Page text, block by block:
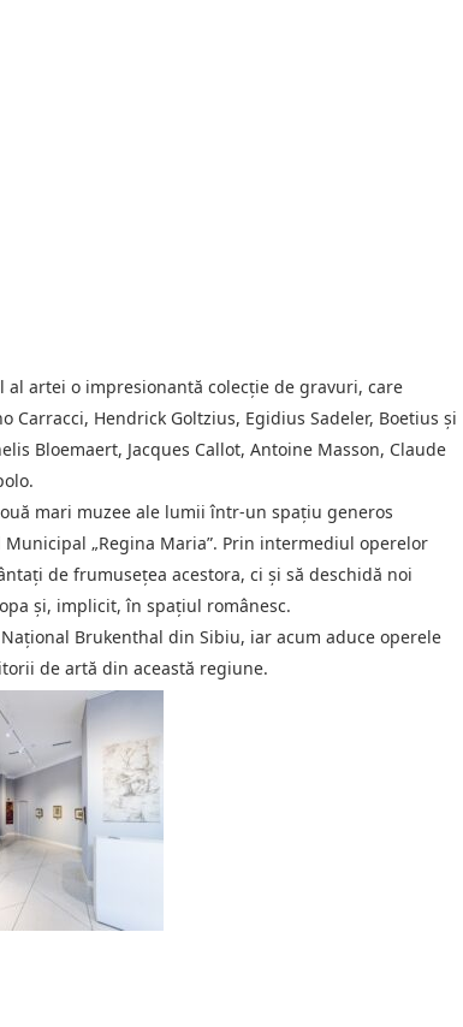
artei o impresionantă colecție de gravuri, care
Hendrick Goltzius, Egidius Sadeler, Boetius și
Bloemaert, Jacques Callot, Antoine Masson, Claude
mari muzee ale lumii într-un spațiu generos
„Regina Maria”. Prin intermediul operelor
de frumusețea acestora, ci și să deschidă noi
și, implicit, în spațiul românesc.
Brukenthal din Sibiu, iar acum aduce operele
de artă din această regiune.